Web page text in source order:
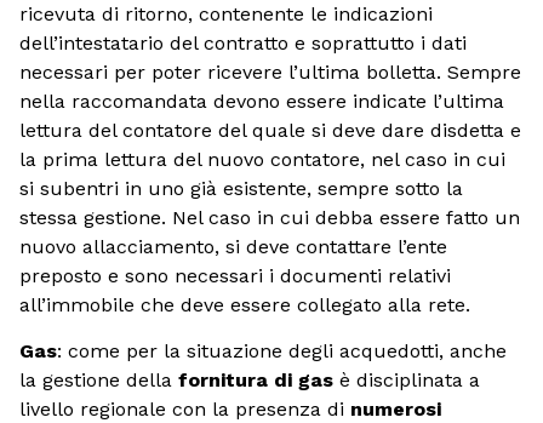
ricevuta di ritorno, contenente le indicazioni
dell’intestatario del contratto e soprattutto i dati
necessari per poter ricevere l’ultima bolletta. Sempre
nella raccomandata devono essere indicate l’ultima
lettura del contatore del quale si deve dare disdetta e
la prima lettura del nuovo contatore, nel caso in cui
si subentri in uno già esistente, sempre sotto la
stessa gestione. Nel caso in cui debba essere fatto un
nuovo allacciamento, si deve contattare l’ente
preposto e sono necessari i documenti relativi
all’immobile che deve essere collegato alla rete.
Gas: come per la situazione degli acquedotti, anche
la gestione della fornitura di gas è disciplinata a
livello regionale con la presenza di numerosi